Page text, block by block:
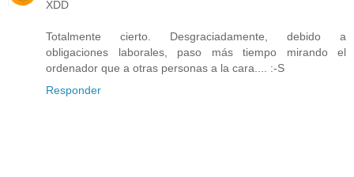
XDD
Totalmente cierto. Desgraciadamente, debido a
obligaciones laborales, paso más tiempo mirando el
ordenador que a otras personas a la cara.... :-S
Responder